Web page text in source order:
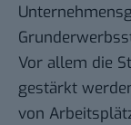
Vor allem die
gestärkt
von